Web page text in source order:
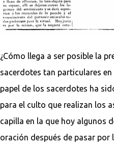
¿Cómo llega a ser posible la
sacerdotes tan particulares en
papel de los sacerdotes ha
para el culto que realizan los
capilla en la que hoy algunos
oración después de pasar por